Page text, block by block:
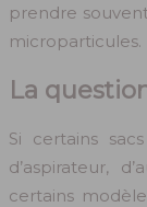
prendre
microparticules.
La
Si certains
d’aspirateur,
certains